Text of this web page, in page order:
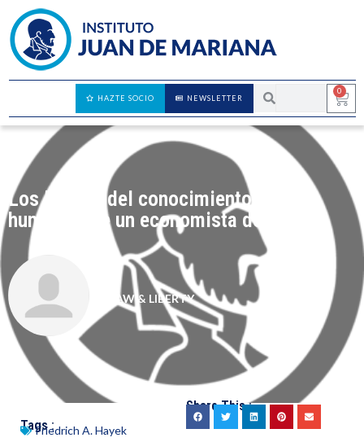
0
NEWSLETTER
HAZTE SOCIO
Los límites del conocimiento y la
humildad de un economista de Nobel
LAW & LIBERTY
Tags :Friedrich A. Hayek
Share This :